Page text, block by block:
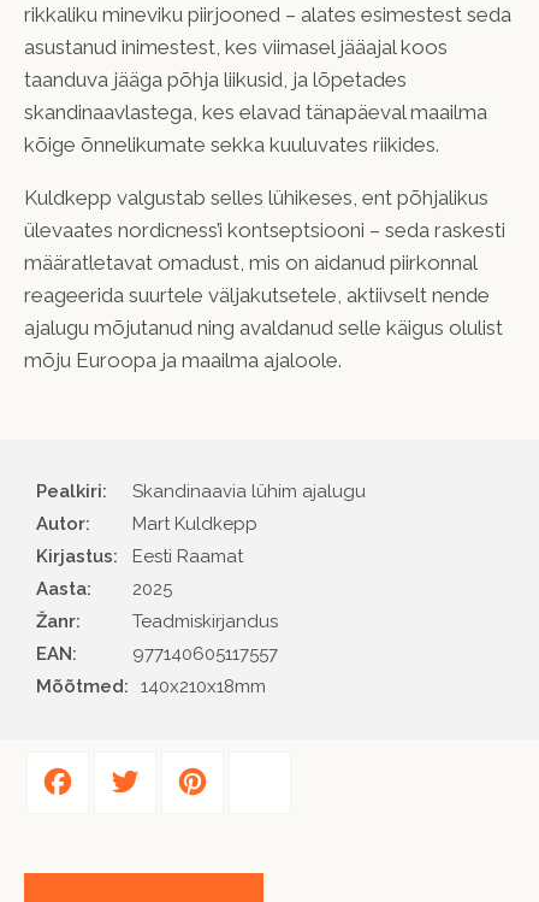
rikkaliku mineviku piirjooned – alates esimestest seda
asustanud inimestest, kes viimasel jääajal koos
taanduva jääga põhja liikusid, ja lõpetades
skandinaavlastega, kes elavad tänapäeval maailma
kõige õnnelikumate sekka kuuluvates riikides.
Kuldkepp valgustab selles lühikeses, ent põhjalikus
ülevaates nordicness’i kontseptsiooni – seda raskesti
määratletavat omadust, mis on aidanud piirkonnal
reageerida suurtele väljakutsetele, aktiivselt nende
ajalugu mõjutanud ning avaldanud selle käigus olulist
mõju Euroopa ja maailma ajaloole.
Pealkiri:
Skandinaavia lühim ajalugu
Autor
Mart Kuldkepp
Kirjastus
Eesti Raamat
Aasta
2025
Žanr
Teadmiskirjandus
EAN
977140605117557
Mõõtmed:
140x210x18mm